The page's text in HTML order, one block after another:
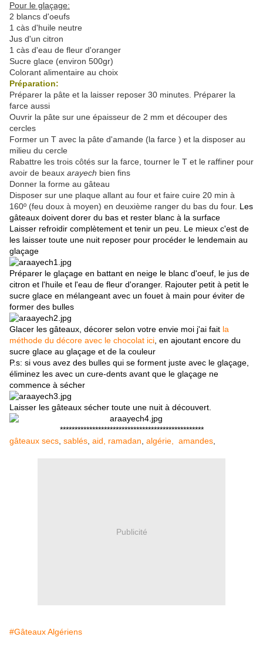
Pour le glaçage:
2 blancs d'oeufs
1 càs d'huile neutre
Jus d'un citron
1 càs d'eau de fleur d'oranger
Sucre glace (environ 500gr)
Colorant alimentaire au choix
Préparation:
Préparer la pâte et la laisser reposer 30 minutes. Préparer la
farce aussi
Ouvrir la pâte sur une épaisseur de 2 mm et découper des
cercles
Former un T avec la pâte d'amande (la farce ) et la disposer au
milieu du cercle
Rabattre les trois côtés sur la farce, tourner le T et le raffiner pour
avoir de beaux arayech bien fins
Donner la forme au gâteau
Disposer sur une plaque allant au four et faire cuire 20 min à
160º (feu doux à moyen) en deuxième ranger du bas du four. Les
gâteaux doivent dorer du bas et rester blanc à la surface
Laisser refroidir complètement et tenir un peu. Le mieux c'est de
les laisser toute une nuit reposer pour procéder le lendemain au
glaçage
Préparer le glaçage en battant en neige le blanc d'oeuf, le jus de
citron et l'huile et l'eau de fleur d'oranger. Rajouter petit à petit le
sucre glace en mélangeant avec un fouet à main pour éviter de
former des bulles
Glacer les gâteaux, décorer selon votre envie moi j'ai fait la
méthode du décore avec le chocolat ici , en ajoutant encore du
sucre glace au glaçage et de la couleur
P.s: si vous avez des bulles qui se forment juste avec le glaçage,
éliminez les avec un cure-dents avant que le glaçage ne
commence à sécher
Laisser les gâteaux sécher toute une nuit à découvert.
*************************************************
gâteaux secs sablés aid, ramadan algérie, amandes
Publicité
#Gâteaux Algériens